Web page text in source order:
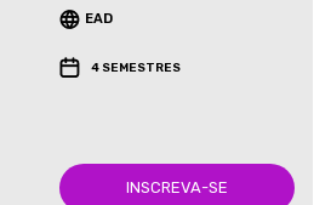
EAD
4 SEMESTRES
INSCREVA-SE